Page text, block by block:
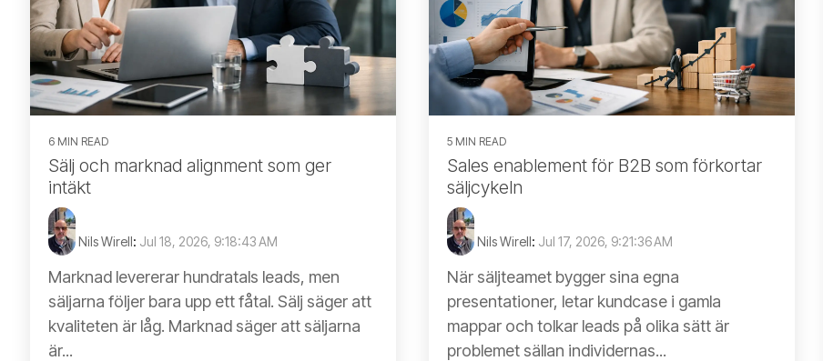
6 MIN READ
Sälj och marknad alignment som ger
intäkt
Nils Wirell: Jul 18, 2026, 9:18:43 AM
Marknad levererar hundratals leads, men
säljarna följer bara upp ett fåtal. Sälj säger att
kvaliteten är låg. Marknad säger att säljarna
är...
5 MIN READ
Sales enablement för B2B som förkortar
säljcykeln
Nils Wirell: Jul 17, 2026, 9:21:36 AM
När säljteamet bygger sina egna
presentationer, letar kundcase i gamla
mappar och tolkar leads på olika sätt är
problemet sällan individernas...